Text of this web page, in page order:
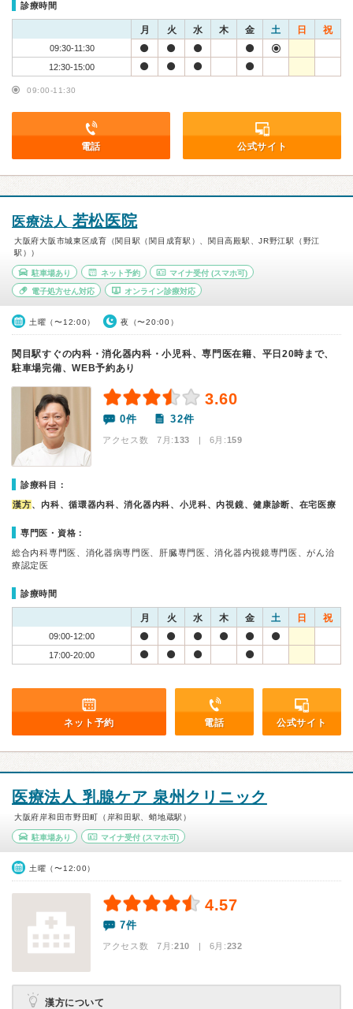
診療時間
月 火 水 木 金 土 日 祝
09:30-11:30
12:30-15:00
09:00-11:30
電話 公式サイト
医療法人 若松医院
大阪府大阪市城東区成育（関目駅（関目成育駅）、関目高殿駅、JR野江駅（野江
駅））
駐車場あり ネット予約 マイナ受付 (スマホ可)
電子処方せん対応 オンライン診療対応
土曜（〜12:00） 夜（〜20:00）
関目駅すぐの内科・消化器内科・小児科、専門医在籍、平日20時まで、
駐車場完備、WEB予約あり
3.60
0件 32件
アクセス数 7月:133 | 6月:159
診療科目：
漢方、内科、循環器内科、消化器内科、小児科、内視鏡、健康診断、在宅医療
専門医・資格：
総合内科専門医、消化器病専門医、肝臓専門医、消化器内視鏡専門医、がん治
療認定医
診療時間
月 火 水 木 金 土 日 祝
09:00-12:00
17:00-20:00
ネット予約 電話 公式サイト
医療法人 乳腺ケア 泉州クリニック
大阪府岸和田市野田町（岸和田駅、蛸地蔵駅）
駐車場あり マイナ受付(スマホ可)
土曜（〜12:00）
4.57
7件
アクセス数 7月:210 | 6月:232
漢方について